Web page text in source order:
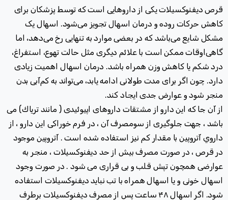
قرص دیفنوکسیلات یکی از داروهایی است که توسط پزشکان برای
کاهش حرکات روده و درمان اسهال تجویز می‌شود. اسهال یک
مشکل شایع می‌باشد که در بعضی موارد به تنهایی رخ می‌دهد، اما
گاهی‌اوقات ممکن است با علائم دیگری مثل حالت تهوع، استفراغ،
درد شکم یا کاهش وزن همراه باشد. درمان اسهال اهمیت زیادی
دارد. چون اگر برای مدت طولانی ادامه یابد، می‌تواند به کم‌آبی بدن
منجر شود و عوارض جدی ایجاد کند.
از آن جا که این دارو از مشتقات داروهای اپیوئیدی ( مانند ترياك) می
باشد ، جهت جلوگیری از سومصرف آن ، در فرم خوراکی این دارو ، از
داروي آتروپین با مقدار كم نیز استفاده شده است . آتروپین موجود
در قرص ، در صورت مصرف بیش از حد دیفنوکسیلات ، منجر به
عوارضی همچون تپش قلب و بی قراری می شود . در صورت وجود
اسهال خونی و یا اسهال همراه با تب نباید دیفنوکسیلات استفاده
شود. اگر اسهال ۴۸ ساعت پس از مصرف دیفنوکسیلات برطرف